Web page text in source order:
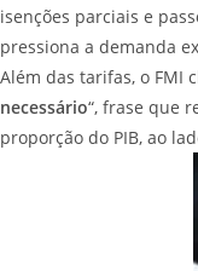
isenções parciais e
pressiona a demanda
Além das tarifas, o FMI
necessário“, frase que
proporção do PIB, ao